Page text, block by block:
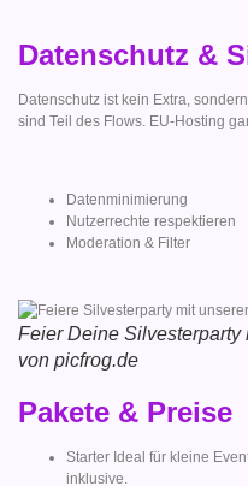
Datenschutz &
Datenschutz ist kein Extra,
sind Teil des Flows. EU-Hosting
Datenminimierung
Nutzerrechte respektieren
Moderation & Filter
Feier Deine Silvesterparty
von picfrog.de
Pakete & Preise
Starter Ideal für kleine
inklusive.